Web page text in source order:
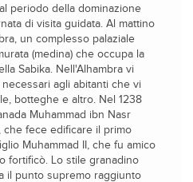
periodo della dominazione
di visita guidata. Al mattino
un complesso palaziale
(medina) che occupa la
Sabika. Nell'Alhambra vi
agli abitanti che vi
botteghe e altro. Nel 1238
Muhammad ibn Nasr
che fece edificare il primo
Muhammad II, che fu amico
fortificò. Lo stile granadino
il punto supremo raggiunto